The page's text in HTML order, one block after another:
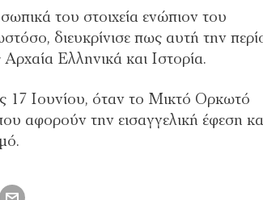
του στοιχεία ενώπιον του
διευκρίνισε πως αυτή την
Ελληνικά και Ιστορία.
17 Ιουνίου, όταν το Μικτό Ορκωτό
αφορούν την εισαγγελική έφεση